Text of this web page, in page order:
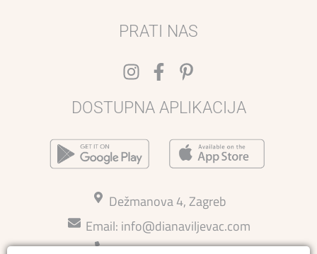
PRATI NAS
DOSTUPNA APLIKACIJA
Dežmanova 4, Zagreb
Email: info@dianaviljevac.com